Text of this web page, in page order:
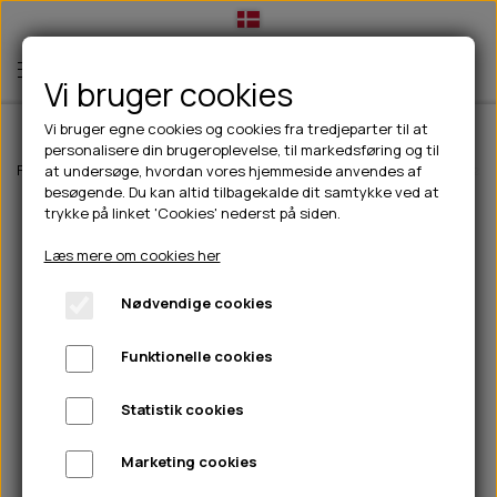
TIL HUND
💧FODER- VANDSKÅLE
CHICOPEE
GODBIDSTASKE
HALSBÅND
🦴 GODBIDDER & SNACKS
🍖 SMAGSVARIANTER
🎾 LEGETØJ
TÆNDER, ØRE, ØJE, POTER & NÆSE
🐾 UDSTYR & KOMFORT
TIL HUNDEEJER
DRIKKEFLASKER/TERMOFLASKER
HUER OG VANTER
PINEWOOD SALES
TIL KAT
TILBUD
NYHEDER
ABONNEMENT
Forside Til hunde Pleje & hygiejne Grooming Tropiclean
Vi bruger cookies
Vi bruger egne cookies og cookies fra tredjeparter til at
personalisere din brugeroplevelse, til markedsføring og til
at undersøge, hvordan vores hjemmeside anvendes af
besøgende. Du kan altid tilbagekalde dit samtykke ved at
trykke på linket 'Cookies' nederst på siden.
Læs mere om cookies her
Nødvendige cookies
Funktionelle cookies
Statistik cookies
Marketing cookies